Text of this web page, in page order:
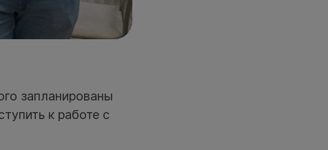
запланированы
к работе с